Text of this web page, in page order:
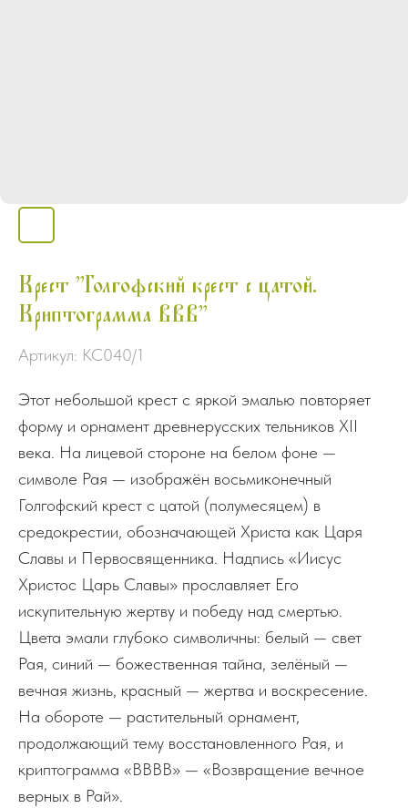
Крест "Голгофский крест с цатой.
Криптограмма ВВВ"
Артикул: КС040/1
Этот небольшой крест с яркой эмалью повторяет
форму и орнамент древнерусских тельников XII
века. На лицевой стороне на белом фоне —
символе Рая — изображён восьмиконечный
Голгофский крест с цатой (полумесяцем) в
средокрестии, обозначающей Христа как Царя
Славы и Первосвященника. Надпись «Иисус
Христос Царь Славы» прославляет Его
искупительную жертву и победу над смертью.
Цвета эмали глубоко символичны: белый — свет
Рая, синий — божественная тайна, зелёный —
вечная жизнь, красный — жертва и воскресение.
На обороте — растительный орнамент,
продолжающий тему восстановленного Рая, и
криптограмма «ВВВВ» — «Возвращение вечное
верных в Рай».